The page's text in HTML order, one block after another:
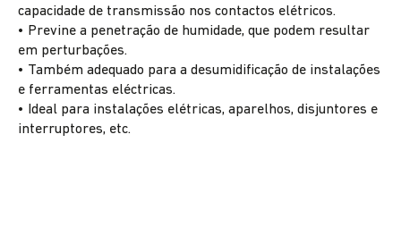
capacidade de transmissão nos contactos elétricos.
• Previne a penetração de humidade, que podem resultar
em perturbações.
• Também adequado para a desumidificação de instalações
e ferramentas eléctricas.
• Ideal para instalações elétricas, aparelhos, disjuntores e
interruptores, etc.